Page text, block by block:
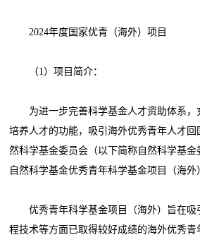
2024年度国家优青（海外）项目
（1）项目简介：
为进一步完善科学基金人才资助体系，
培养人才的功能，吸引海外优秀青年人才回
然科学基金委员会（以下简称自然科学基金
自然科学基金优秀青年科学基金项目（海外
优秀青年科学基金项目（海外）旨在吸
程技术等方面已取得较好成绩的海外优秀青